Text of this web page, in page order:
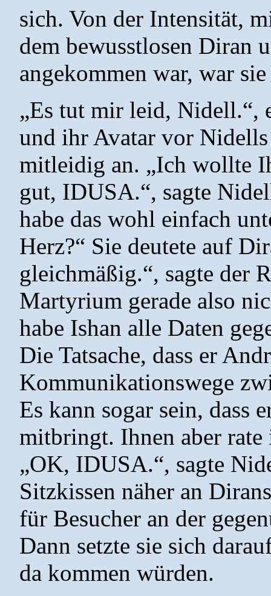
sich. Von der Intensität,
dem bewusstlosen Diran
angekommen war, war
„Es tut mir leid, Nidell.“,
und ihr Avatar vor
mitleidig an. „Ich wollte
gut, IDUSA.“, sagte
habe das wohl einfach
Herz?“ Sie deutete auf
gleichmäßig.“, sagte der
Martyrium gerade also
habe Ishan alle Daten
Die Tatsache, dass er
Kommunikationswege
Es kann sogar sein, dass
mitbringt. Ihnen aber rate
„OK, IDUSA.“, sagte
Sitzkissen näher an
für Besucher an der
Dann setzte sie sich
da kommen würden.